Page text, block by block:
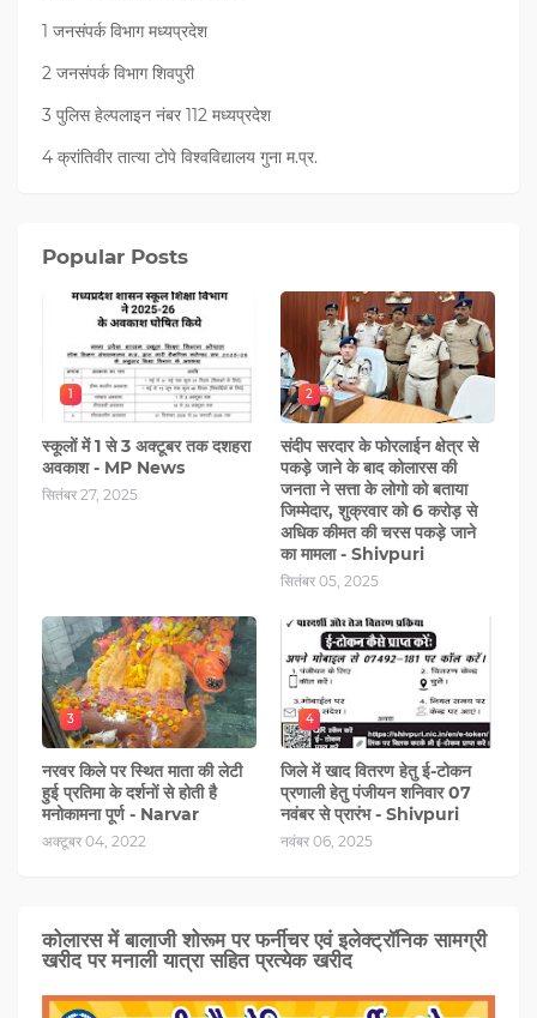
1 जनसंपर्क विभाग मध्यप्रदेश
2 जनसंपर्क विभाग शिवपुरी
3 पुलिस हेल्पलाइन नंबर 112 मध्‍यप्रदेश
4 क्रांतिवीर तात्या टोपे विश्वविद्यालय गुना म.प्र.
Popular Posts
1
स्कूलों में 1 से 3 अक्टूबर तक दशहरा
अवकाश - MP News
सितंबर 27, 2025
2
संदीप सरदार के फोरलाईन क्षेत्र से
पकड़े जाने के बाद कोलारस की
जनता ने सत्ता के लोगो को बताया
जिम्मेदार, शुक्रवार को 6 करोड़ से
अधिक कीमत की चरस पकड़े जाने
का मामला - Shivpuri
सितंबर 05, 2025
3
नरवर किले पर स्थित माता की लेटी
हुई प्रतिमा के दर्शनों से होती है
मनोकामना पूर्ण - Narvar
अक्टूबर 04, 2022
4
जिले में खाद वितरण हेतु ई-टोकन
प्रणाली हेतु पंजीयन शनिवार 07
नवंबर से प्रारंभ - Shivpuri
नवंबर 06, 2025
कोलारस में बालाजी शोरूम पर फर्नीचर एवं इलेक्ट्रॉनिक सामग्री
खरीद पर मनाली यात्रा सहित प्रत्‍येक खरीद